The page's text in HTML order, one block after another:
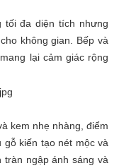
tối đa diện tích nhưng
không gian. Bếp và
lại cảm giác rộng
kem nhẹ nhàng, điểm
kiến tạo nét mộc và
ngập ánh sáng và